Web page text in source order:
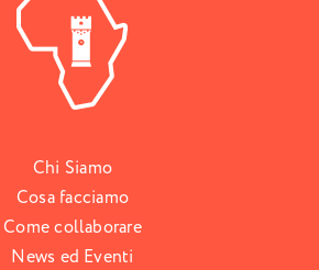
Chi Siamo
Cosa facciamo
Come collaborare
News ed Eventi